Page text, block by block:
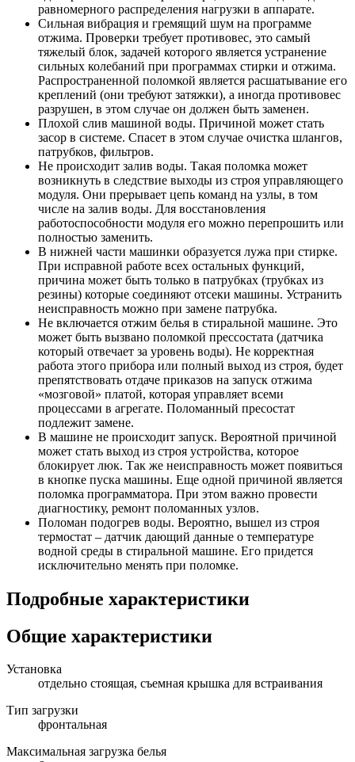
равномерного распределения нагрузки в аппарате.
Сильная вибрация и гремящий шум на программе
отжима. Проверки требует противовес, это самый
тяжелый блок, задачей которого является устранение
сильных колебаний при программах стирки и отжима.
Распространенной поломкой является расшатывание его
креплений (они требуют затяжки), а иногда противовес
разрушен, в этом случае он должен быть заменен.
Плохой слив машиной воды. Причиной может стать
засор в системе. Спасет в этом случае очистка шлангов,
патрубков, фильтров.
Не происходит залив воды. Такая поломка может
возникнуть в следствие выходы из строя управляющего
модуля. Они прерывает цепь команд на узлы, в том
числе на залив воды. Для восстановления
работоспособности модуля его можно перепрошить или
полностью заменить.
В нижней части машинки образуется лужа при стирке.
При исправной работе всех остальных функций,
причина может быть только в патрубках (трубках из
резины) которые соединяют отсеки машины. Устранить
неисправность можно при замене патрубка.
Не включается отжим белья в стиральной машине. Это
может быть вызвано поломкой прессостата (датчика
который отвечает за уровень воды). Не корректная
работа этого прибора или полный выход из строя, будет
препятствовать отдаче приказов на запуск отжима
«мозговой» платой, которая управляет всеми
процессами в агрегате. Поломанный пресостат
подлежит замене.
В машине не происходит запуск. Вероятной причиной
может стать выход из строя устройства, которое
блокирует люк. Так же неисправность может появиться
в кнопке пуска машины. Еще одной причиной является
поломка программатора. При этом важно провести
диагностику, ремонт поломанных узлов.
Поломан подогрев воды. Вероятно, вышел из строя
термостат – датчик дающий данные о температуре
водной среды в стиральной машине. Его придется
исключительно менять при поломке.
Подробные характеристики
Общие характеристики
Установка
отдельно стоящая, съемная крышка для встраивания
Тип загрузки
фронтальная
Максимальная загрузка белья